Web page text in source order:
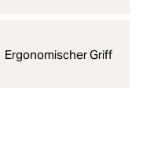
Ergonomischer Griff